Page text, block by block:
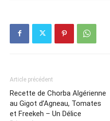
Article précédent
Recette de Chorba Algérienne
au Gigot d’Agneau, Tomates
et Freekeh – Un Délice